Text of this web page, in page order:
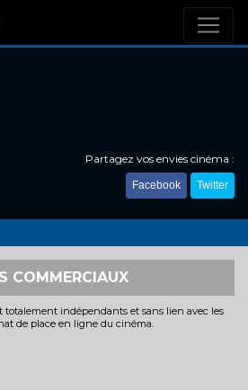
Partagez vos envies cinéma :
Facebook Twitter
COMMERCIAUX
totalement indépendants et sans lien avec les
de place en ligne du cinéma.